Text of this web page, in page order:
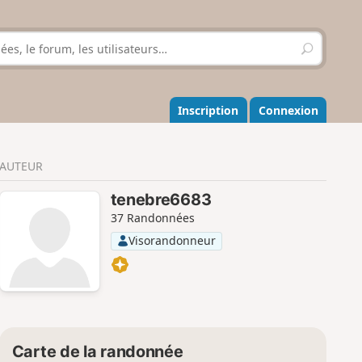
R
e
h
e
r
r
Inscription Connexion
AUTEUR
tenebre6683
37 Randonnées
Visorandonneur
Carte de la randonnée